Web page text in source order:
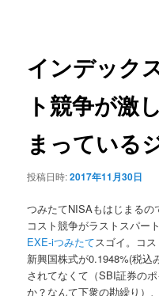
インデック
ト競争が激
まっている
投稿日時:2017年11月30日
つみたてNISAもはじまる
コスト競争がラストスパー
EXE-iつみたてスゴイ。コ
新興国株式が0.1948%(税込
されてなくて（SBI証券の
か？なんて下衆の勘繰り）、